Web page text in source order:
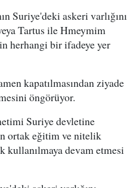
Suriye'deki askeri varlığını
Tartus ile Hmeymim
herhangi bir ifadeye yer
kapatılmasından ziyade
öngörüyor.
Suriye devletine
ortak eğitim ve nitelik
kullanılmaya devam etmesi